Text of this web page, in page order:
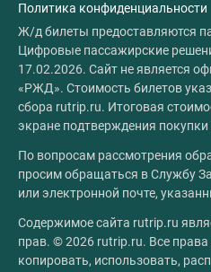
Политика конфиденциальности
Ж/д билеты предоставляются
Цифровые пассажирские
17.02.2026. Сайт не является
«РЖД». Стоимость билетов
сбора rutrip.ru. Итоговая
экране подтверждения покупки
По вопросам рассмотрения
просим обращаться в Службу
или электронной почте,
Содержимое сайта rutrip.ru
прав. © 2026 rutrip.ru. Все
копировать, использовать,